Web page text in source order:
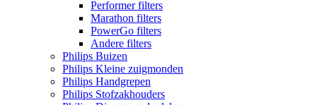
Performer filters
Marathon filters
PowerGo filters
Andere filters
Philips Buizen
Philips Kleine zuigmonden
Philips Handgrepen
Philips Stofzakhouders